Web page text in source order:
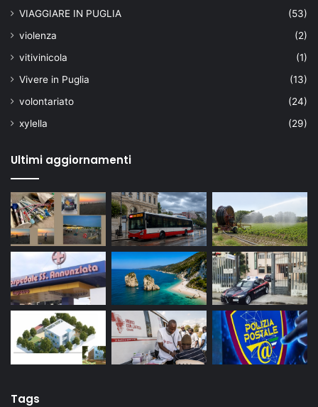
VIAGGIARE IN PUGLIA
(53)
violenza
(2)
vitivinicola
(1)
Vivere in Puglia
(13)
volontariato
(24)
xylella
(29)
Ultimi aggiornamenti
Tags